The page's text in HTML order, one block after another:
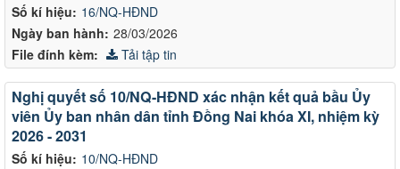
Số kí hiệu: 16/NQ-HĐND
Ngày ban hành: 28/03/2026
File đính kèm: Tải tập tin
Số kí hiệu: 10/NQ-HĐND
Nghị quyết số 10/NQ-HĐND xác nhận kết quả bầu Ủy
viên Ủy ban nhân dân tỉnh Đồng Nai khóa XI, nhiệm kỳ
2026 - 2031